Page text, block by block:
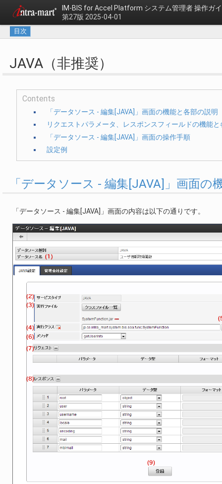
IM-BIS for Accel Platform システム管理者 操作ガ
第27版 2025-04-01
目次
JAVA（非推奨）
Contents
「データソース - 編集[JAVA]」画面の機能と各部の説明
リクエストパラメータ、レスポンスフィールドの機能
「データソース - 編集[JAVA]」画面の操作手順
設定例
「データソース - 編集[JAVA]」画面の
「データソース - 編集[JAVA]」画面の内容は以下の通りです。